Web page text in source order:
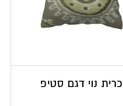
כרית נוי דגם סטיפ